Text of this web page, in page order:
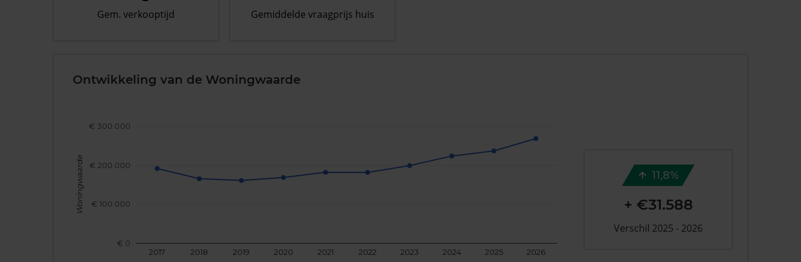
Gem. verkooptijd Gemiddelde vraagprijs huis
Ontwikkeling van de Woningwaarde
2017 2018 2019 2020 2021 2022 2023 2024 2025 2026
€ 0
€ 100.000
€ 200.000
€ 300.000
Woningwaarde 11,8%
+ €31.588
Verschil 2025 - 2026